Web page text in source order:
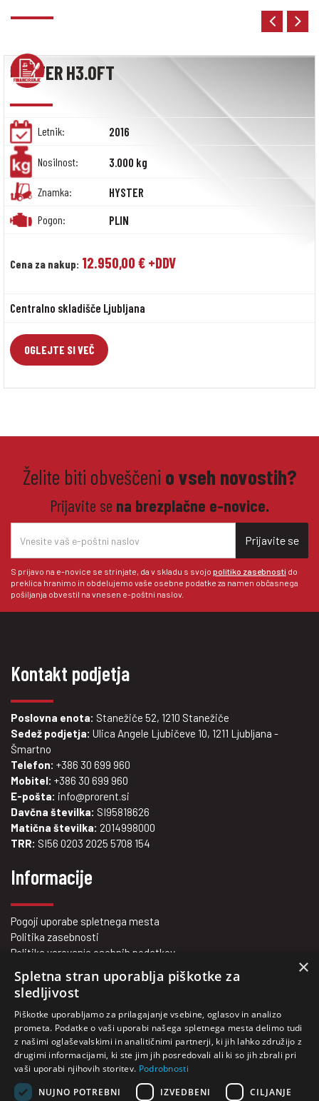
HYSTER H3.0FT
Letnik: 2016
Nosilnost: 3.000 kg
Znamka: HYSTER
Pogon: PLIN
Cena za nakup: 12.950,00 € +DDV
Centralno skladišče Ljubljana
OGLEJTE SI VEČ
Želite biti obveščeni o vseh novostih?
Prijavite se na brezplačne e-novice.
Prijavite se
S prijavo na e-novice se strinjate, da v skladu s svojo politiko zasebnosti do
preklica hranimo in obdelujemo vaše osebne podatke za namen občasnega
pošiljanja obvestil na vnesen e-poštni naslov.
Kontakt podjetja
Poslovna enota: Stanežiče 52, 1210 Stanežiče
Sedež podjetja: Ulica Angele Ljubičeve 10, 1211 Ljubljana -
Šmartno
Telefon: +386 30 699 960
Mobitel: +386 30 699 960
E-pošta: info@prorent.si
Davčna številka: SI95818626
Matična številka: 2014998000
TRR: SI56 0203 2025 5708 154
Informacije
Pogoji uporabe spletnega mesta
Politika zasebnosti
Politika varovanja osebnih podatkov
Kje smo?
Kontakt
O nas
Vaš zanesljivi partner za nakup in najem viličarjev.
Rabljeni viličarji za vsakogar!
×
Spletna stran uporablja piškotke za
sledljivost
Piškotke uporabljamo za prilagajanje vsebine, oglasov in analizo
prometa. Podatke o vaši uporabi našega spletnega mesta delimo tudi
z našimi oglaševalskimi in analitičnimi partnerji, ki jih lahko združijo z
drugimi informacijami, ki ste jim jih posredovali ali ki so jih zbrali pri
vaši uporabi njihovih storitev. Podrobnosti
NUJNO POTREBNI
IZVEDBENI CILJANJE